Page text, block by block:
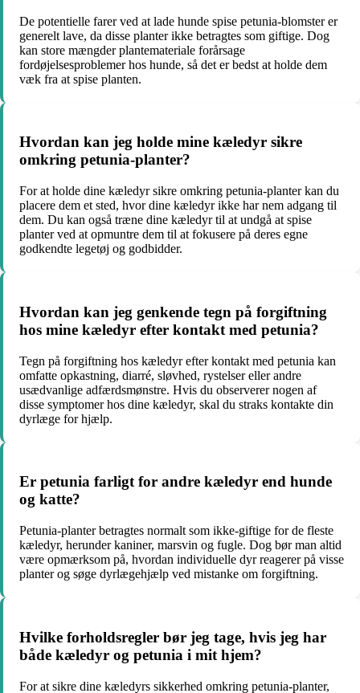
De potentielle farer ved at lade hunde spise petunia-blomster er
generelt lave, da disse planter ikke betragtes som giftige. Dog
kan store mængder plantemateriale forårsage
fordøjelsesproblemer hos hunde, så det er bedst at holde dem
væk fra at spise planten.
Hvordan kan jeg holde mine kæledyr sikre
omkring petunia-planter?
For at holde dine kæledyr sikre omkring petunia-planter kan du
placere dem et sted, hvor dine kæledyr ikke har nem adgang til
dem. Du kan også træne dine kæledyr til at undgå at spise
planter ved at opmuntre dem til at fokusere på deres egne
godkendte legetøj og godbidder.
Hvordan kan jeg genkende tegn på forgiftning
hos mine kæledyr efter kontakt med petunia?
Tegn på forgiftning hos kæledyr efter kontakt med petunia kan
omfatte opkastning, diarré, sløvhed, rystelser eller andre
usædvanlige adfærdsmønstre. Hvis du observerer nogen af
disse symptomer hos dine kæledyr, skal du straks kontakte din
dyrlæge for hjælp.
Er petunia farligt for andre kæledyr end hunde
og katte?
Petunia-planter betragtes normalt som ikke-giftige for de fleste
kæledyr, herunder kaniner, marsvin og fugle. Dog bør man altid
være opmærksom på, hvordan individuelle dyr reagerer på visse
planter og søge dyrlægehjælp ved mistanke om forgiftning.
Hvilke forholdsregler bør jeg tage, hvis jeg har
både kæledyr og petunia i mit hjem?
For at sikre dine kæledyrs sikkerhed omkring petunia-planter,